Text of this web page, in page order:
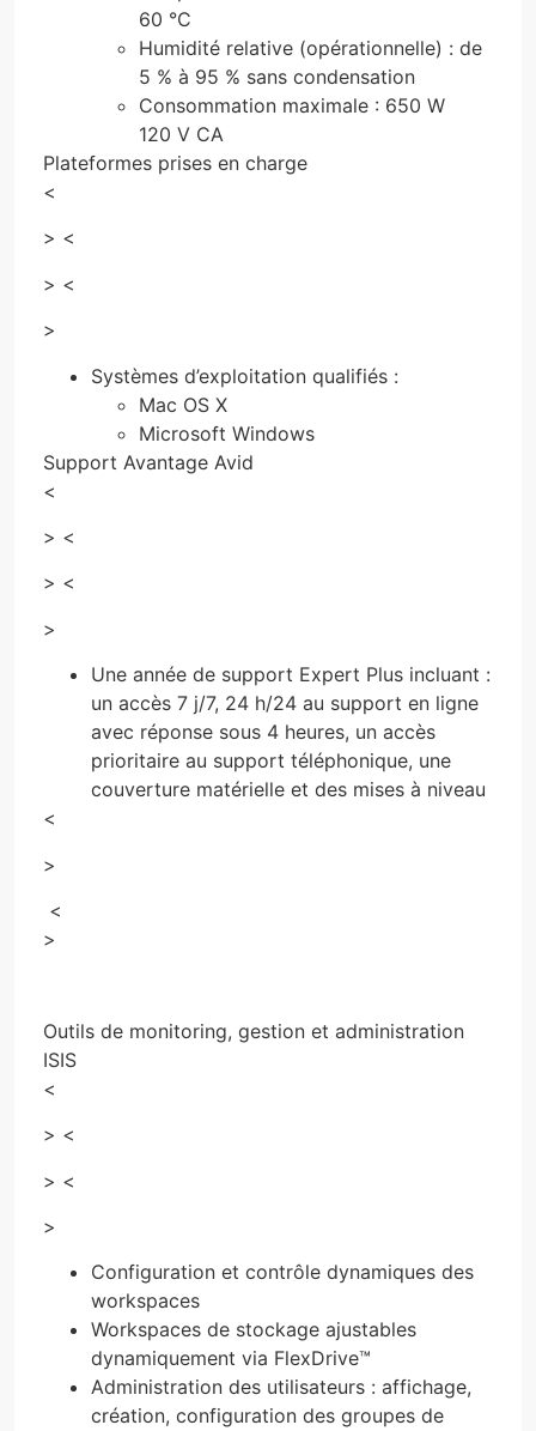
60 °C
Humidité relative (opérationnelle) : de
5 % à 95 % sans condensation
Consommation maximale : 650 W
120 V CA
Plateformes prises en charge
<
> <
> <
>
Systèmes d’exploitation qualifiés :
Mac OS X
Microsoft Windows
Support Avantage Avid
<
> <
> <
>
Une année de support Expert Plus incluant :
un accès 7 j/7, 24 h/24 au support en ligne
avec réponse sous 4 heures, un accès
prioritaire au support téléphonique, une
couverture matérielle et des mises à niveau
<
>
<
>
Outils de monitoring, gestion et administration
ISIS
<
> <
> <
>
Configuration et contrôle dynamiques des
workspaces
Workspaces de stockage ajustables
dynamiquement via FlexDrive™
Administration des utilisateurs : affichage,
création, configuration des groupes de